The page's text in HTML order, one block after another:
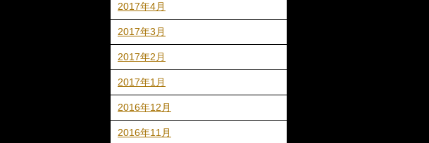
2017年4月
2017年3月
2017年2月
2017年1月
2016年12月
2016年11月